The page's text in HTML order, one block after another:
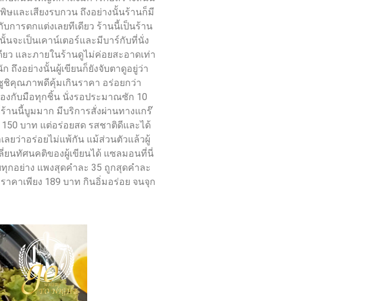
และเสียงรบกวน ถึงอย่างนั้นร้านก็มี
ารตกแต่งเลยทีเดียว ร้านนี้เป็นร้าน
จะเป็นเคาน์เตอร์และมีบาร์กับที่นั่ง
ว และภายในร้านดูไม่ค่อยสะอาดเท่า
ถึงอย่างนั้นผู้เขียนก็ยังจับตาดูอยู่ว่า
ชิคุณภาพดีคุ้มเกินราคา อร่อยกว่า
องกับมือทุกชิ้น นั่งรอประมาณซัก 10
านนี้บูมมาก มีบริการสั่งผ่านทางแกร๊
บาท แต่อร่อยสด รสชาติดีและได้
ลยว่าอร่อยไม่แพ้กัน แม้ส่วนตัวแล้วผู้
ยนทัศนคติของผู้เขียนได้ แซลมอนที่นี่
อย่าง แพงสุดคำละ 35 ถูกสุดคำละ
คาเพียง 189 บาท กินอิ่มอร่อย จนจุก